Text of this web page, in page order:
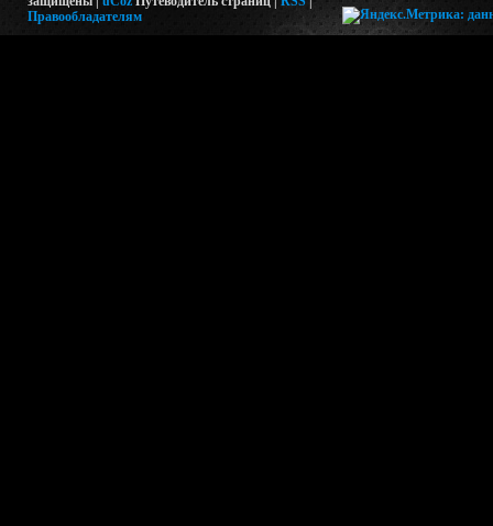
Правообладателям